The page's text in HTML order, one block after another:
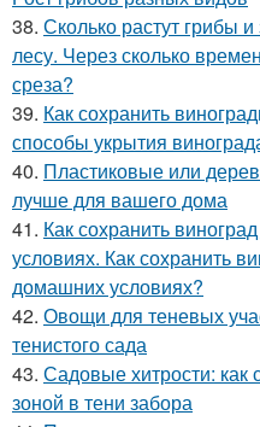
38. Сколько растут грибы
лесу. Через сколько
среза?
39. Как сохранить
способы укрытия
40. Пластиковые или
лучше для вашего дома
41. Как сохранить
условиях. Как сохранить
домашних условиях?
42. Овощи для теневых
тенистого сада
43. Садовые хитрости: как
зоной в тени забора